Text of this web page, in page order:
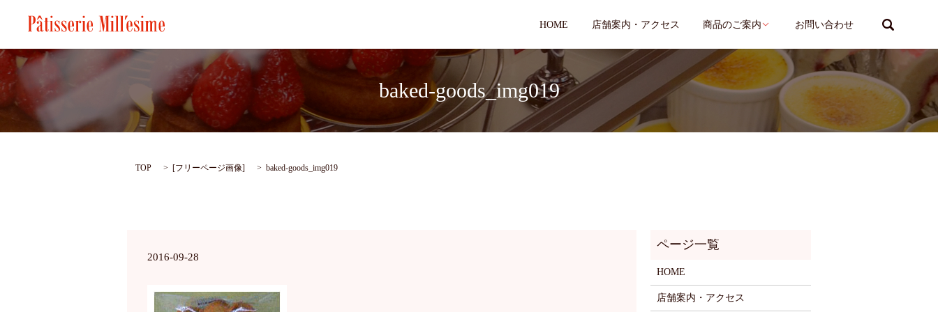
HOME 店舗案内・アクセス 商品のご案内 お問い合わせ
baked-goods_img019
TOP [フリーページ画像] baked-goods_img019
2016-09-28
HOME
店舗案内・アクセス